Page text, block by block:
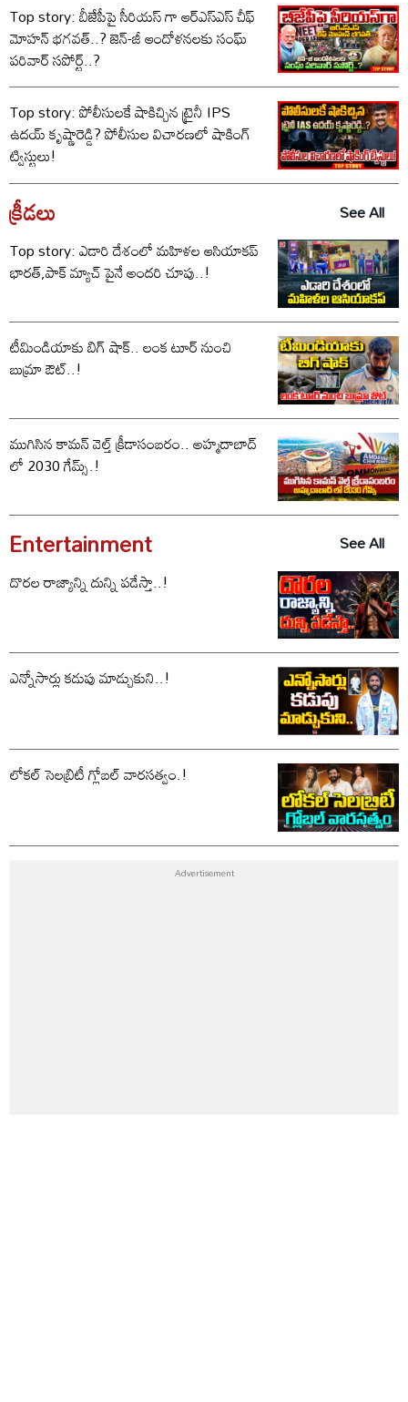
Top story: బీజేపీపై సీరియస్ గా ఆర్‌ఎస్‌ఎస్ చీఫ్
మోహన్ భగవత్..? జెన్-జీ ఆందోళనలకు సంఘ్
పరివార్ సపోర్ట్..?
Top story: పోలీసులకే షాకిచ్చిన ట్రైనీ IPS
ఉదయ్ కృష్ణారెడ్డి? పోలీసుల విచారణలో షాకింగ్
ట్విస్టులు!
క్రీడలు
See All
Top story: ఎడారి దేశంలో మహిళల ఆసియాకప్
భారత్,పాక్ మ్యాచ్ పైనే అందరి చూపు..!
టీమిండియాకు బిగ్ షాక్.. లంక టూర్ నుంచి
బుమ్రా ఔట్..!
ముగిసిన కామన్ వెల్త్ క్రీడాసంబరం.. అహ్మదాబాద్
లో 2030 గేమ్స్.!
Entertainment
See All
దొరల రాజ్యాన్ని దున్ని పడేస్తా..!
ఎన్నోసార్లు కడుపు మాడ్చుకుని..!
లోకల్ సెలబ్రిటీ గ్లోబల్ వారసత్వం.!